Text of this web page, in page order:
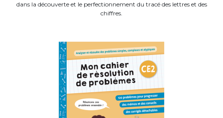
dans la découverte et le perfectionnement du tracé des lettres et des
chiffres.